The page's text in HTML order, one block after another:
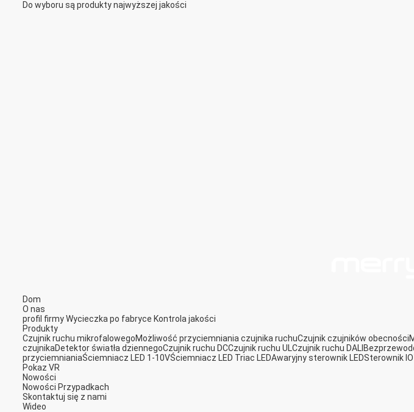
Do wyboru są produkty najwyższej jakości
Dom
O nas
profil firmyWycieczka po fabryce Kontrola jakości
Produkty
Czujnik ruchu mikrofalowegoMożliwość przyciemniania czujnika ruchuCzujnik czujników obecności
czujnikaDetektor światła dziennegoCzujnik ruchu DCCzujnik ruchu ULCzujnik ruchu DALI
przyciemnianiaŚciemniacz LED 1-10VŚciemniacz LED Triac LEDAwaryjny sterownik LEDSterownik
Pokaz VR
Nowości
Nowości Przypadkach
Skontaktuj się z nami
Wideo